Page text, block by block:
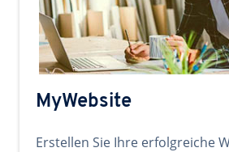
MyWebsite
Erstellen Sie Ihre erfolgreiche